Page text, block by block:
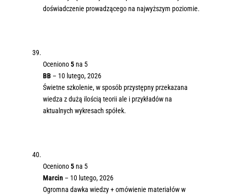
doświadczenie prowadzącego na najwyższym poziomie.
Oceniono5na 5
BB – 10 lutego, 2026
Świetne szkolenie, w sposób przystępny przekazana
wiedza z dużą ilością teorii ale i przykładów na
aktualnych wykresach spółek.
Oceniono5na 5
Marcin – 10 lutego, 2026
Ogromna dawka wiedzy + omówienie materiałów w